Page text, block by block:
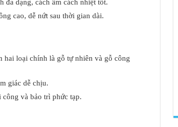
đa dạng, cách âm cách nhiệt tốt.
cao, dễ nứt sau thời gian dài.
hai loại chính là gỗ tự nhiên và gỗ công
giác dễ chịu.
và bảo trì phức tạp.